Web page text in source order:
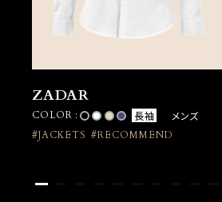
ZADAR
COLOR : 長袖 メンズ
#JACKETS #RECOMMEND